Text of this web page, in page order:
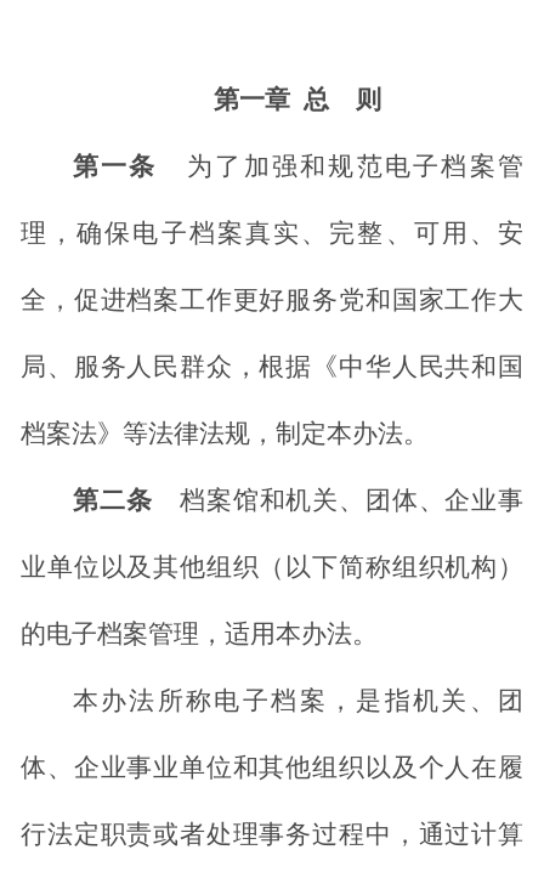
第一章 总 则
第一条 为了加强和规范电子档案管
理，确保电子档案真实、完整、可用、安
全，促进档案工作更好服务党和国家工作大
局、服务人民群众，根据《中华人民共和国
档案法》等法律法规，制定本办法。
第二条 档案馆和机关、团体、企业事
业单位以及其他组织（以下简称组织机构）
的电子档案管理，适用本办法。
本办法所称电子档案，是指机关、团
体、企业事业单位和其他组织以及个人在履
行法定职责或者处理事务过程中，通过计算